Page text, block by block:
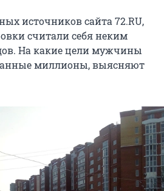
источников сайта 72.RU,
считали себя неким
На какие цели мужчины
миллионы, выясняют